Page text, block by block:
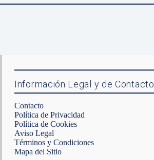
Información Legal y de Contacto
Contacto
Política de Privacidad
Política de Cookies
Aviso Legal
Términos y Condiciones
Mapa del Sitio